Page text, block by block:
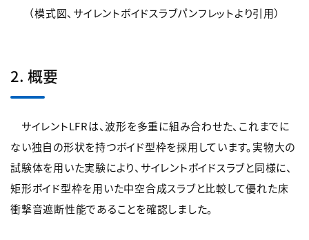
（模式図、サイレントボイドスラブパンフレットより引用）
2. 概要
サイレントLFRは、波形を多重に組み合わせた、これまでに
ない独自の形状を持つボイド型枠を採用しています。実物大の
試験体を用いた実験により、サイレントボイドスラブと同様に、
矩形ボイド型枠を用いた中空合成スラブと比較して優れた床
衝撃音遮断性能であることを確認しました。